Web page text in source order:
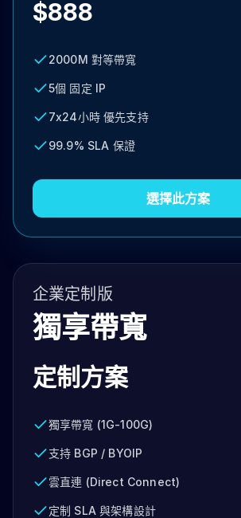
$888
2000M 對等帶寬
5個 固定 IP
7x24小時 優先支持
99.9% SLA 保證
選擇此方案
企業定制版
獨享帶寬
定制方案
獨享帶寬 (1G-100G)
支持 BGP / BYOIP
雲直連 (Direct Connect)
定制 SLA 與架構設計